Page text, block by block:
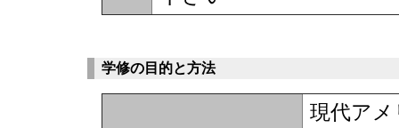
学修の目的と方法
現代アメ